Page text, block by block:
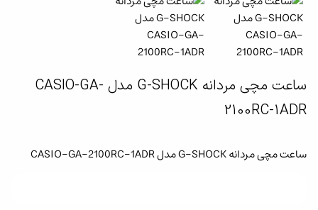
ساعت مچی مردانه G-SHOCK مدل CASIO-GA-
2100RC-1ADR
ساعت مچی مردانه G-SHOCK مدل CASIO-GA-2100RC-1ADR